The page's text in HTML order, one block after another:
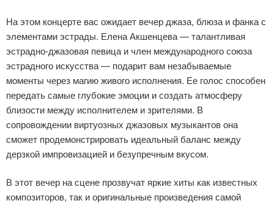
На этом концерте вас ожидает вечер джаза, блюза и фанка с
элементами эстрады. Елена Акшенцева — талантливая
эстрадно-джазовая певица и член международного союза
эстрадного искусства — подарит вам незабываемые
моменты через магию живого исполнения. Ее голос способен
передать самые глубокие эмоции и создать атмосферу
близости между исполнителем и зрителями. В
сопровождении виртуозных джазовых музыкантов она
сможет продемонстрировать идеальный баланс между
дерзкой импровизацией и безупречным вкусом.
В этот вечер на сцене прозвучат яркие хиты как известных
композиторов, так и оригинальные произведения самой